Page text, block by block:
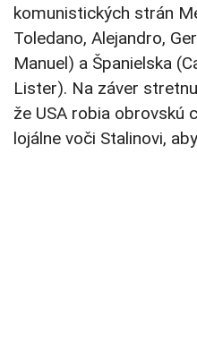
komunistických strán
Toledano, Alejandro,
Manuel) a Španielska
Lister). Na záver
že USA robia obrovskú
lojálne voči Stalinovi,